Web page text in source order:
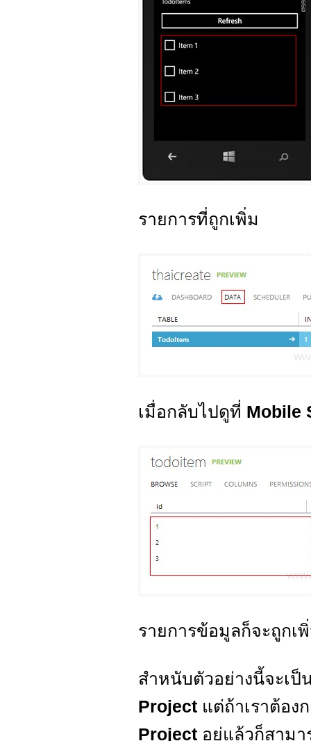
รายการที่ถูกเพิ่ม
เมื่อกลับไปดูที่ Mobile
รายการข้อมูลก็จะถูกเ
สำหนับตัวอย่างนี้จะเ
Project แต่ถ้าเราต้อง
Project อยู่แล้วก็สาม